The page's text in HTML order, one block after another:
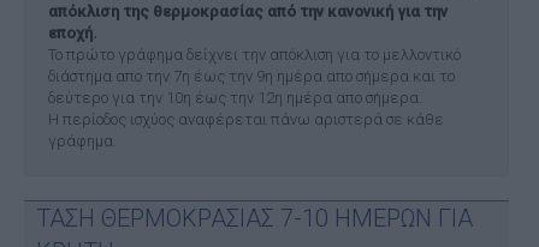
απόκλιση της θερμοκρασίας από την κανονική για την
εποχή.
Το πρώτο γράφημα δείχνει την απόκλιση για το μελλοντικό
διάστημα απο την 7η έως την 9η ημέρα απο σήμερα και το
δεύτερο για την 10η έως την 12η ημέρα απο σήμερα.
Η περίοδος ισχύος αναφέρεται πάνω αριστερά σε κάθε
γράφημα.
ΤΑΣΗ ΘΕΡΜΟΚΡΑΣΙΑΣ 7-10 ΗΜΕΡΩΝ ΓΙΑ